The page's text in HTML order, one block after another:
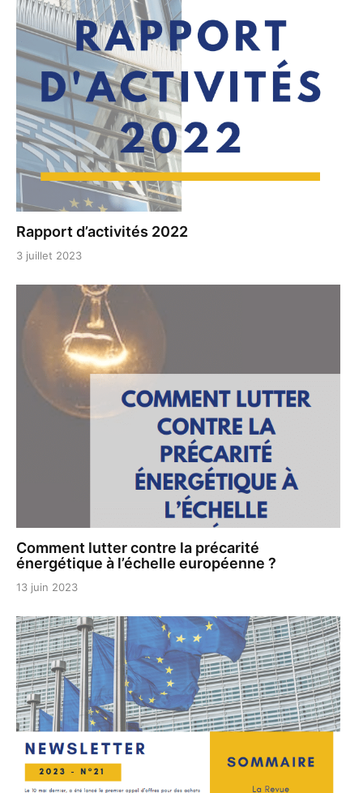
Rapport d’activités 2022
3 juillet 2023
Comment lutter contre la précarité
énergétique à l’échelle européenne ?
13 juin 2023